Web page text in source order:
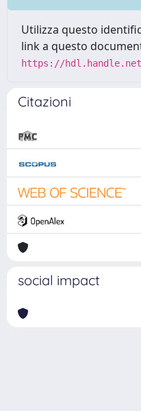
Utilizza questo
link a questo
https://hdl.handle.net/
Citazioni
social impact